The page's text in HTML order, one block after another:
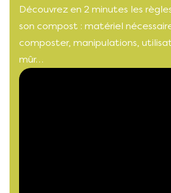
Découvrez en 2 minutes les
son compost : matériel
composter, manipulations,
mûr…